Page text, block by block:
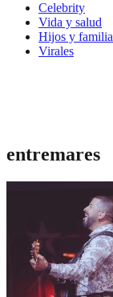
Celebrity
Vida y salud
Hijos y familia
Virales
entremares